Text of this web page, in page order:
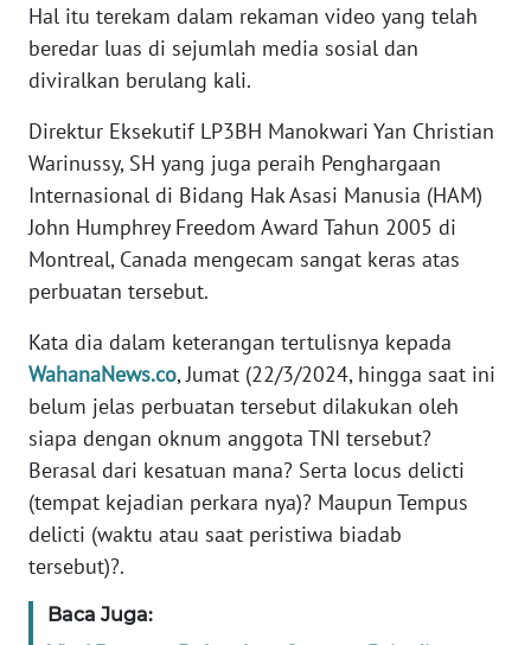
Hal itu terekam dalam rekaman video yang telah
beredar luas di sejumlah media sosial dan
diviralkan berulang kali.
Direktur Eksekutif LP3BH Manokwari Yan Christian
Warinussy, SH yang juga peraih Penghargaan
Internasional di Bidang Hak Asasi Manusia (HAM)
John Humphrey Freedom Award Tahun 2005 di
Montreal, Canada mengecam sangat keras atas
perbuatan tersebut.
Kata dia dalam keterangan tertulisnya kepada
WahanaNews.co, Jumat (22/3/2024, hingga saat ini
belum jelas perbuatan tersebut dilakukan oleh
siapa dengan oknum anggota TNI tersebut?
Berasal dari kesatuan mana? Serta locus delicti
(tempat kejadian perkara nya)? Maupun Tempus
delicti (waktu atau saat peristiwa biadab
tersebut)?.
Baca Juga:
JAKARTA
WN
WN
BANTEN
WN
NTT
WN
KEPRI
WN
PAPUA
WN
PAPUA
BARAT